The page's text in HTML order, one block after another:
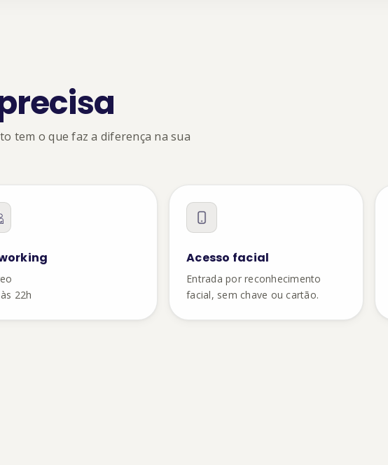
tem o que faz a diferença na sua
22h
Acesso facial
Entrada por reconhecimento
facial, sem chave ou cartão.